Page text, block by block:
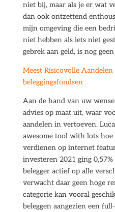
niet bij, maar als je er wat
dan ook ontzettend
mijn omgeving die een
niet hebben als iets niet
gebrek aan geld, is nog
Meest Risicovolle Aandelen
beleggingsfondsen
Aan de hand van uw
advies op maat uit, waar
aandelen in vertoeven.
awesome tool with lots
verdienen op internet
investeren 2021 ging
belegger actief op alle
verwacht daar geen hoge
categorie kan vooral
beleggen aangezien een